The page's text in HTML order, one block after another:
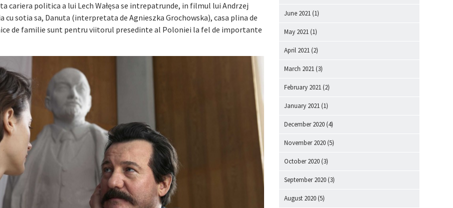
cariera politica a lui Lech Wałęsa se intrepatrunde, in filmul lui Andrzej
cu sotia sa, Danuta (interpretata de Agnieszka Grochowska), casa plina de
de familie sunt pentru viitorul presedinte al Poloniei la fel de importante
June 2021 (1)
May 2021 (1)
April 2021 (2)
March 2021 (3)
February 2021 (2)
January 2021 (1)
December 2020 (4)
November 2020 (5)
October 2020 (3)
September 2020 (3)
August 2020 (5)